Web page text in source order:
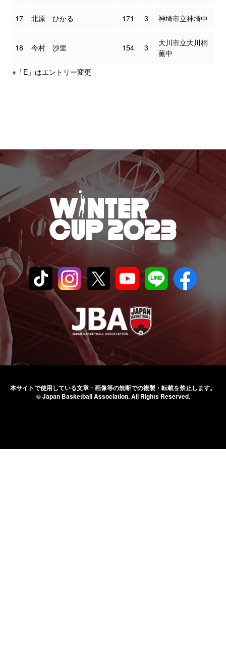
17 北原 ひかる 171 3 神埼市立神埼中
18 今村 沙里 154 3
大川市立大川桐
薫中
※「E」はエントリー変更
本サイトで使用している文章・画像等の無断での複製・転載を禁止します。
© Japan Basketball Association.All Rights Reserved.